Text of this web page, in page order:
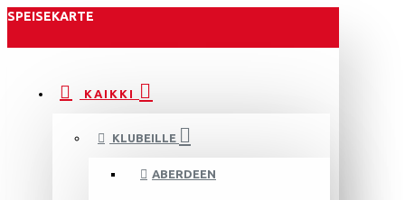
SPEISEKARTE
KAIKKI
KLUBEILLE
ABERDEEN